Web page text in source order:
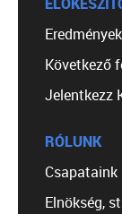
Következő
Jelentkezz
RÓLUNK
Csapataink
Elnökség,